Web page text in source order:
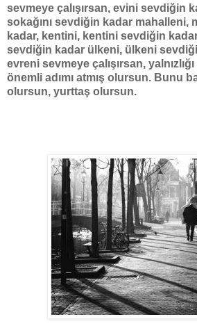
sevmeye çalışırsan, evini sevdiğin
sokağını sevdiğin kadar mahalleni,
kadar, kentini, kentini sevdiğin
sevdiğin kadar ülkeni, ülkeni
evreni sevmeye çalışırsan,
önemli adımı atmış olursun. Bunu
olursun, yurttaş olursun.